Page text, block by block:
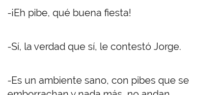
-¡Eh pibe, qué buena fiesta!
-Sí, la verdad que sí, le contestó Jorge.
-Es un ambiente sano, con pibes que se